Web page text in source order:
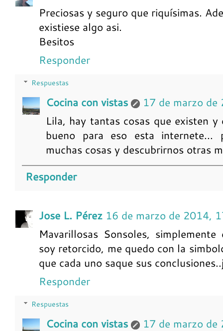
Preciosas y seguro que riquísimas.
existiese algo asi.
Besitos
Responder
Respuestas
Cocina con vistas
17 de marzo
Lila, hay tantas cosas que existen y
bueno para eso esta internete...
muchas cosas y descubrirnos otras
Responder
Jose L. Pérez 16 de marzo de 2014,
Mavarillosas Sonsoles,
soy retorcido, me quedo con la
que cada uno saque sus
Responder
Respuestas
Cocina con vistas 17 de marzo